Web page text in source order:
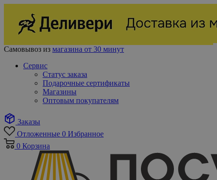
Самовывоз из магазина от 30 минут
Сервис
Статус заказа
Подарочные сертификаты
Магазины
Оптовым покупателям
Заказы
Отложенные 0 Избранное
0 Корзина